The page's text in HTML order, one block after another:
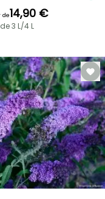
de14,90 €
3 L/4 L